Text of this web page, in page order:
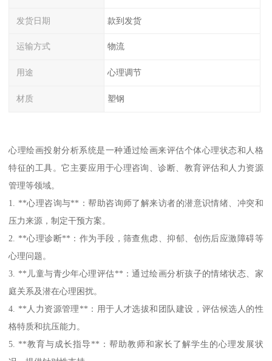
发货日期 款到发货
运输方式 物流
用途 心理调节
材质 塑钢
心理绘画投射分析系统是一种通过绘画来评估个体心理状态和人格
特征的工具。它主要应用于心理咨询、诊断、教育评估和人力资源
管理等领域。
1. **心理咨询与**：帮助咨询师了解来访者的潜意识情绪、冲突和
压力来源，制定干预方案。
2. **心理诊断**：作为手段，筛查焦虑、抑郁、创伤后应激障碍等
心理问题。
3. **儿童与青少年心理评估**：通过绘画分析孩子的情绪状态、家
庭关系及潜在心理困扰。
4. **人力资源管理**：用于人才选拔和团队建设，评估候选人的性
格特质和抗压能力。
5. **教育与成长指导**：帮助教师和家长了解学生的心理发展状